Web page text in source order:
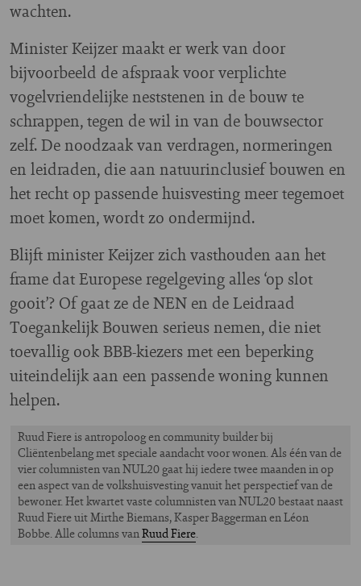
wachten.
Minister Keijzer maakt er werk van door
bijvoorbeeld de afspraak voor verplichte
vogelvriendelijke neststenen in de bouw te
schrappen, tegen de wil in van de bouwsector
zelf. De noodzaak van verdragen, normeringen
en leidraden, die aan natuurinclusief bouwen en
het recht op passende huisvesting meer tegemoet
moet komen, wordt zo ondermijnd.
Blijft minister Keijzer zich vasthouden aan het
frame dat Europese regelgeving alles ‘op slot
gooit’? Of gaat ze de NEN en de Leidraad
Toegankelijk Bouwen serieus nemen, die niet
toevallig ook BBB-kiezers met een beperking
uiteindelijk aan een passende woning kunnen
helpen.
Ruud Fiere is antropoloog en community builder bij
Cliëntenbelang met speciale aandacht voor wonen. Als één van de
vier columnisten van NUL20 gaat hij iedere twee maanden in op
een aspect van de volkshuisvesting vanuit het perspectief van de
bewoner. Het kwartet vaste columnisten van NUL20 bestaat naast
Ruud Fiere uit Mirthe Biemans, Kasper Baggerman en Léon
Bobbe. Alle columns vanRuud Fiere.